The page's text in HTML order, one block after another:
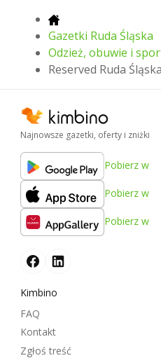
Gazetki Ruda Śląska
Odzież, obuwie i
Reserved Ruda Śląska
Najnowsze gazetki, oferty i zniżki
Pobierz w
Pobierz w
Pobierz w
Kimbino
FAQ
Kontakt
Zgłoś treść